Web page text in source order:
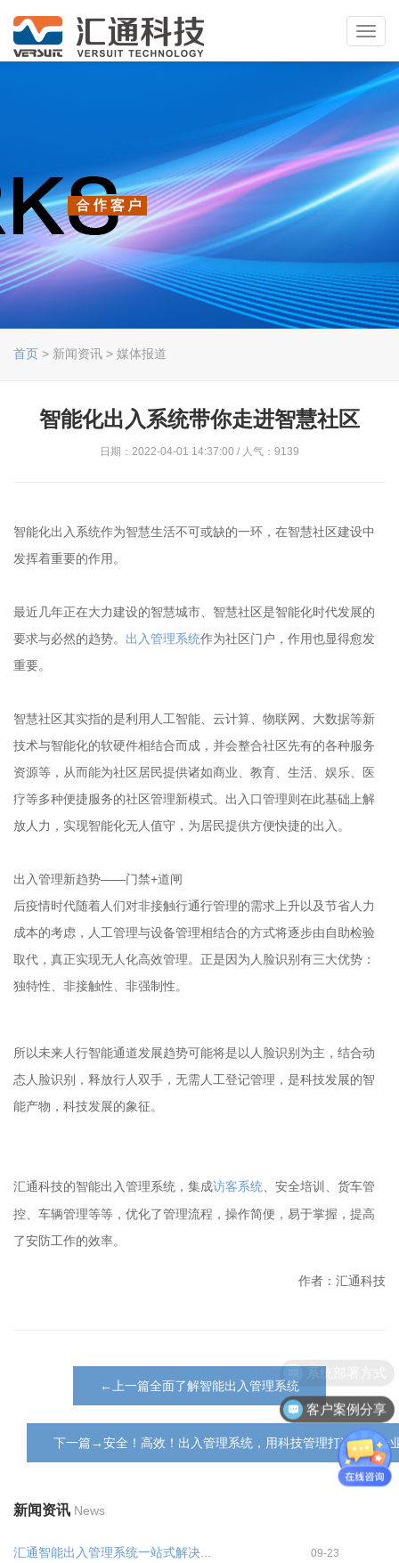
首页 > 新闻资讯 > 媒体报道
智能化出入系统带你走进智慧社区
日期：2022-04-01 14:37:00 / 人气：9139
智能化出入系统作为智慧生活不可或缺的一环，在智慧社区建设中
发挥着重要的作用。
最近几年正在大力建设的智慧城市、智慧社区是智能化时代发展的
要求与必然的趋势。 出入管理系统作为社区门户，作用也显得愈发
重要。
智慧社区其实指的是利用人工智能、云计算、物联网、大数据等新
技术与智能化的软硬件相结合而成，并会整合社区先有的各种服务
资源等，从而能为社区居民提供诸如商业、教育、生活、娱乐、医
疗等多种便捷服务的社区管理新模式。出入口管理则在此基础上解
放人力，实现智能化无人值守，为居民提供方便快捷的出入。
出入管理新趋势——门禁+道闸
后疫情时代随着人们对非接触行通行管理的需求上升以及节省人力
成本的考虑，人工管理与设备管理相结合的方式将逐步由自助检验
取代，真正实现无人化高效管理。正是因为人脸识别有三大优势：
独特性、非接触性、非强制性。
所以未来人行智能通道发展趋势可能将是以人脸识别为主，结合动
态人脸识别，释放行人双手，无需人工登记管理，是科技发展的智
能产物，科技发展的象征。
汇通科技的智能出入管理系统，集成访客系统 、安全培训、货车管
控、车辆管理等等，优化了管理流程，操作简便，易于掌握，提高
了安防工作的效率。
作者：汇通科技
←上一篇全面了解智能出入管理系统
下一篇→安全！高效！出入管理系统，用科技管理打造安全企
新闻资讯 News
汇通智能出入管理系统一站式解决... 09-23
系统部署方式
客户案例分享